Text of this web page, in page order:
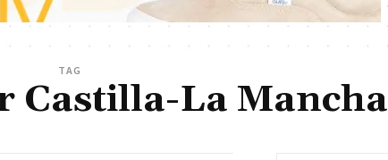
TAG
Castilla-La Mancha